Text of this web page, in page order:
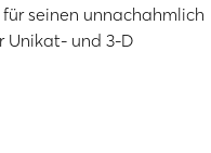
seinen unnachahmlich
Unikat- und 3-D